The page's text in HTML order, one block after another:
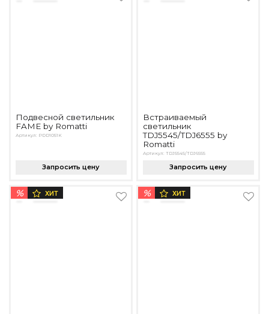
Подвесной светильник
FAME by Romatti
Артикул: PDD1051K
Запросить цену
Встраиваемый
светильник
TDJ5545/TDJ6555 by
Romatti
Артикул: TDJ5545/TDJ6555
Запросить цену
% ХИТ % ХИТ